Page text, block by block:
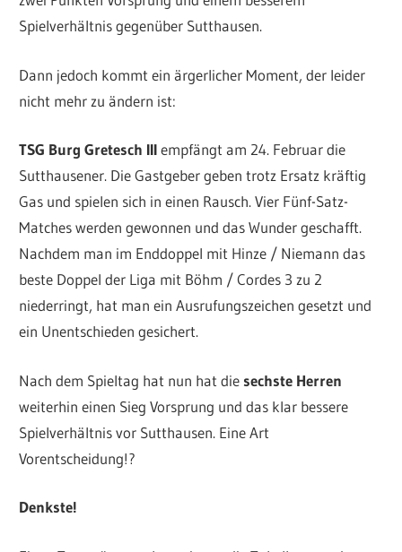
Spielverhältnis gegenüber Sutthausen.
Dann jedoch kommt ein ärgerlicher Moment, der leider
nicht mehr zu ändern ist:
TSG Burg Gretesch IIIempfängt am 24. Februar die
Sutthausener. Die Gastgeber geben trotz Ersatz kräftig
Gas und spielen sich in einen Rausch. Vier Fünf-Satz-
Matches werden gewonnen und das Wunder geschafft.
Nachdem man im Enddoppel mit Hinze / Niemann das
beste Doppel der Liga mit Böhm / Cordes 3 zu 2
niederringt, hat man ein Ausrufungszeichen gesetzt und
ein Unentschieden gesichert.
Nach dem Spieltag hat nun hat die sechste Herren
weiterhin einen Sieg Vorsprung und das klar bessere
Spielverhältnis vor Sutthausen. Eine Art
Vorentscheidung!?
Denkste!